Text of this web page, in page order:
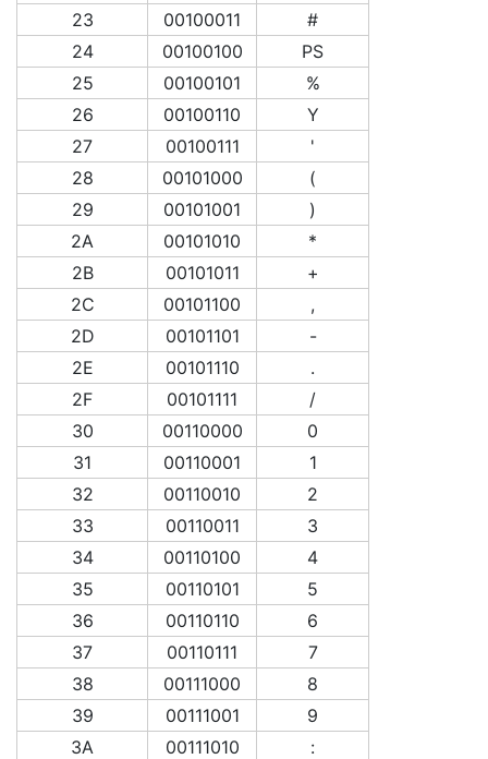
23
00100011
#
24
00100100
PS
25
00100101
%
26
00100110
Y
27
00100111
'
28
00101000
(
29
00101001
)
2A
00101010
*
2B
00101011
+
2C
00101100
,
2D
00101101
-
2E
00101110
.
2F
00101111
/
30
00110000
0
31
00110001
1
32
00110010
2
33
00110011
3
34
00110100
4
35
00110101
5
36
00110110
6
37
00110111
7
38
00111000
8
39
00111001
9
3A
00111010
: